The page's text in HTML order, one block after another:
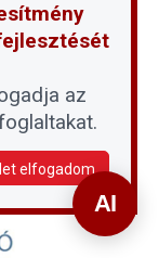
az
elfogadom